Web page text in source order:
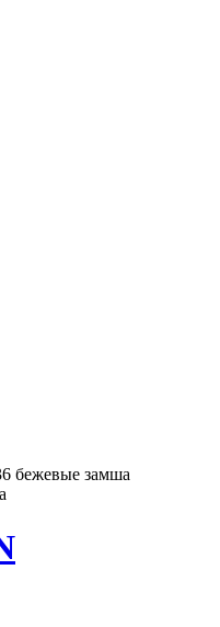
бежевые замша